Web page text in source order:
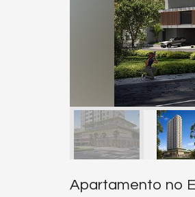
Apartamento no